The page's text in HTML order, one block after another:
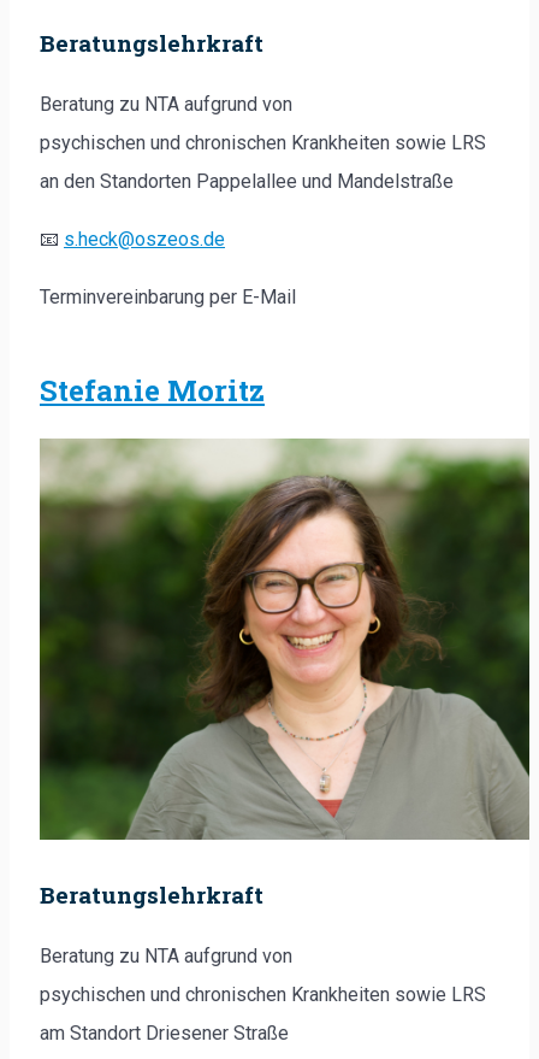
Beratungslehrkraft
Beratung zu NTA aufgrund von
psychischen und chronischen Krankheiten sowie LRS
an den Standorten Pappelallee und Mandelstraße
📧 s.heck@oszeos.de
Terminvereinbarung per E-Mail
Stefanie Moritz
Beratungslehrkraft
Beratung zu NTA aufgrund von
psychischen und chronischen Krankheiten sowie LRS
am Standort Driesener Straße